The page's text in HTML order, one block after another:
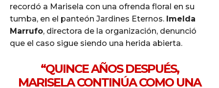
recordó a Marisela con una ofrenda floral en su
tumba, en el panteón Jardines Eternos. Imelda
Marrufo, directora de la organización, denunció
que el caso sigue siendo una herida abierta.
“QUINCE AÑOS DESPUÉS,
MARISELA CONTINÚA COMO UNA